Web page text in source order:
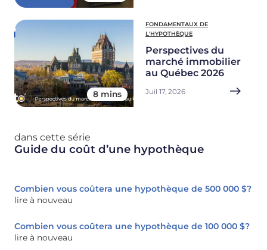
8 mins
FONDAMENTAUX DE
L'HYPOTHÈQUE
Perspectives du
marché immobilier
au Québec 2026
Juil 17, 2026
dans cette série
Guide du coût d’une hypothèque
Combien vous coûtera une hypothèque de 500 000 $?
lire à nouveau
Combien vous coûtera une hypothèque de 100 000 $?
lire à nouveau